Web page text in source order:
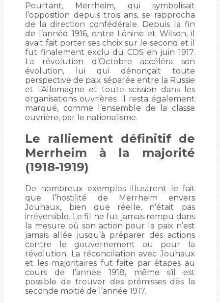
Pourtant, Merrheim, qui symbolisait
l’opposition depuis trois ans, se rapprocha
de la direction confédérale. Depuis la fin
de l’année 1916, entre Lénine et Wilson, il
avait fait porter ses choix sur le second et il
fut finalement exclu du CDS en juin 1917.
La révolution d’Octobre accéléra son
évolution, lui qui dénonçait toute
perspective de paix séparée entre la Russie
et l’Allemagne et toute scission dans les
organisations ouvrières. Il resta également
marqué, comme l’ensemble de la classe
ouvrière, par le nationalisme.
Le ralliement définitif de
Merrheim à la majorité
(1918-1919)
De nombreux exemples illustrent le fait
que l’hostilité de Merrheim envers
Jouhaux, bien que réelle, n’était pas
irréversible. Le fil ne fut jamais rompu dans
la mesure où son action pour la paix n’est
jamais allée jusqu’à préparer des actions
contre le gouvernement ou pour la
révolution. La réconciliation avec Jouhaux
et les majoritaires fut faite par étapes au
cours de l’année 1918, même s’il est
possible de trouver des prémisses dès la
seconde moitié de l’année 1917.